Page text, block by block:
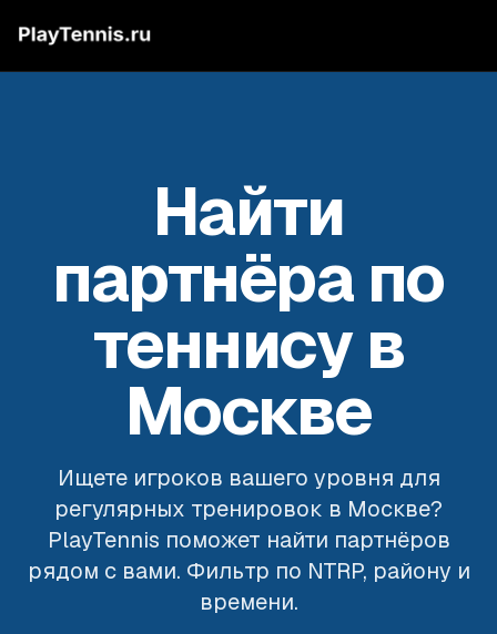
Найти
партнёра по
теннису в
Москве
Ищете игроков вашего уровня для
регулярных тренировок в Москве?
PlayTennis поможет найти партнёров
рядом с вами. Фильтр по NTRP, району и
времени.